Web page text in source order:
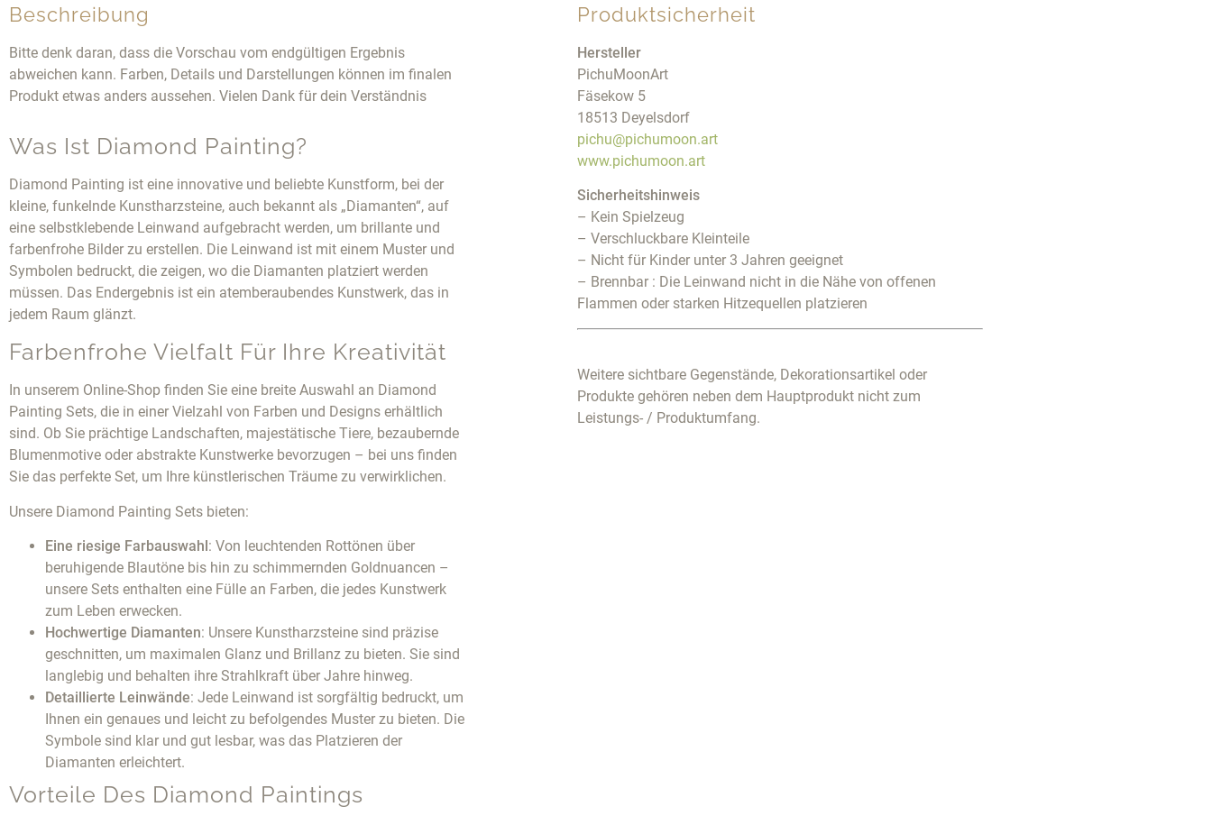
Beschreibung
Bitte denk daran, dass die Vorschau vom endgültigen Ergebnis
abweichen kann. Farben, Details und Darstellungen können im finalen
Produkt etwas anders aussehen. Vielen Dank für dein Verständnis
Was Ist Diamond Painting?
Diamond Painting ist eine innovative und beliebte Kunstform, bei der
kleine, funkelnde Kunstharzsteine, auch bekannt als „Diamanten“, auf
eine selbstklebende Leinwand aufgebracht werden, um brillante und
farbenfrohe Bilder zu erstellen. Die Leinwand ist mit einem Muster und
Symbolen bedruckt, die zeigen, wo die Diamanten platziert werden
müssen. Das Endergebnis ist ein atemberaubendes Kunstwerk, das in
jedem Raum glänzt.
Farbenfrohe Vielfalt Für Ihre Kreativität
In unserem Online-Shop finden Sie eine breite Auswahl an Diamond
Painting Sets, die in einer Vielzahl von Farben und Designs erhältlich
sind. Ob Sie prächtige Landschaften, majestätische Tiere, bezaubernde
Blumenmotive oder abstrakte Kunstwerke bevorzugen – bei uns finden
Sie das perfekte Set, um Ihre künstlerischen Träume zu verwirklichen.
Unsere Diamond Painting Sets bieten:
Eine riesige Farbauswahl: Von leuchtenden Rottönen über
beruhigende Blautöne bis hin zu schimmernden Goldnuancen –
unsere Sets enthalten eine Fülle an Farben, die jedes Kunstwerk
zum Leben erwecken.
Hochwertige Diamanten: Unsere Kunstharzsteine sind präzise
geschnitten, um maximalen Glanz und Brillanz zu bieten. Sie sind
langlebig und behalten ihre Strahlkraft über Jahre hinweg.
Detaillierte Leinwände: Jede Leinwand ist sorgfältig bedruckt, um
Ihnen ein genaues und leicht zu befolgendes Muster zu bieten. Die
Symbole sind klar und gut lesbar, was das Platzieren der
Diamanten erleichtert.
Vorteile Des Diamond Paintings
Produktsicherheit
Hersteller
PichuMoonArt
Fäsekow 5
18513 Deyelsdorf
pichu@pichumoon.art
www.pichumoon.art
Sicherheitshinweis
– Kein Spielzeug
– Verschluckbare Kleinteile
– Nicht für Kinder unter 3 Jahren geeignet
– Brennbar : Die Leinwand nicht in die Nähe von offenen
Flammen oder starken Hitzequellen platzieren
Weitere sichtbare Gegenstände, Dekorationsartikel oder
Produkte gehören neben dem Hauptprodukt nicht zum
Leistungs- / Produktumfang.